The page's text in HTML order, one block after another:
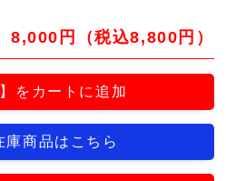
8,000円（税込8,800円）
をカートに追加
庫商品はこちら